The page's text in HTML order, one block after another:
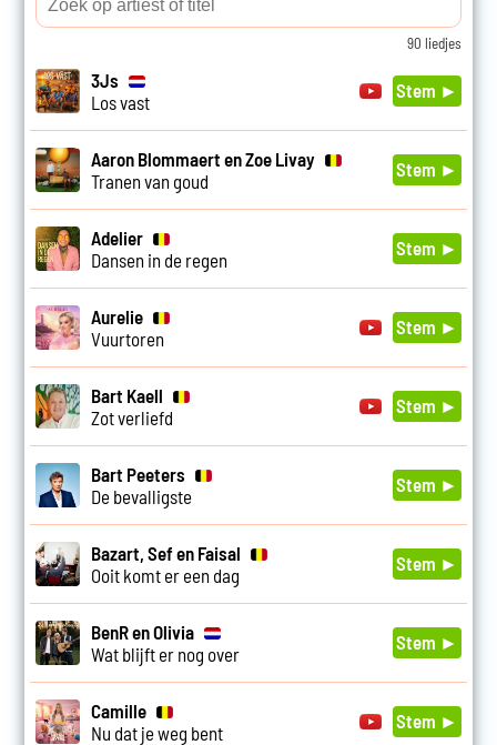
90 liedjes
3Js
Los vast
Stem ►
Aaron Blommaert en Zoe Livay
Tranen van goud
Stem ►
Adelier
Dansen in de regen
Stem ►
Aurelie
Vuurtoren
Stem ►
Bart Kaell
Zot verliefd
Stem ►
Bart Peeters
De bevalligste
Stem ►
Bazart, Sef en Faisal
Ooit komt er een dag
Stem ►
BenR en Olivia
Wat blijft er nog over
Stem ►
Camille
Nu dat je weg bent
Stem ►